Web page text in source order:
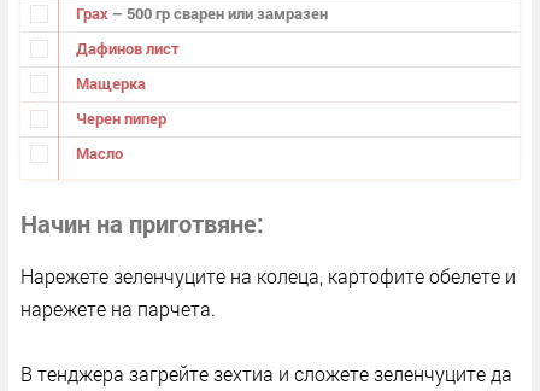
Грах – 500 гр сварен или замразен
Дафинов лист
Мащерка
Черен пипер
Масло
Начин на приготвяне
Нарежете зеленчуците на колеца, картофите обелете и
нарежете на парчета.
В тенджера загрейте зехтиа и сложете зеленчуците да